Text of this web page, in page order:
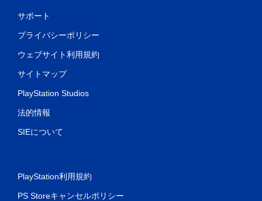
サポート
プライバシーポリシー
ウェブサイト利用規約
サイトマップ
PlayStation Studios
法的情報
SIEについて
PlayStation利用規約
PS Storeキャンセルポリシー